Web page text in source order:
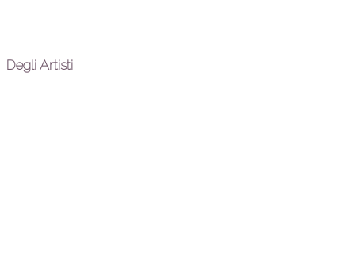
Degli Artisti